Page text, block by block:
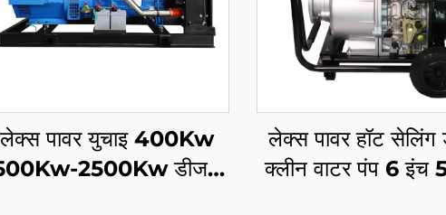
लेक्स पावर युचाइ 400Kw
2500Kw डीजल
लेक्स पावर हॉट सेलिंग
क्लीन वाटर पंप 6 इंच